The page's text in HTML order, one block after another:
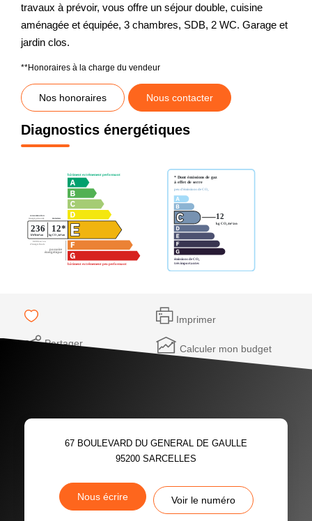
travaux à prévoir, vous offre un séjour double, cuisine
aménagée et équipée, 3 chambres, SDB, 2 WC. Garage et
jardin clos.
**Honoraires à la charge du vendeur
Nos honoraires Nous contacter
Diagnostics énergétiques
Imprimer
Partager Calculer mon budget
67 BOULEVARD DU GENERAL DE GAULLE
95200 SARCELLES
Nous écrire Voir le numéro